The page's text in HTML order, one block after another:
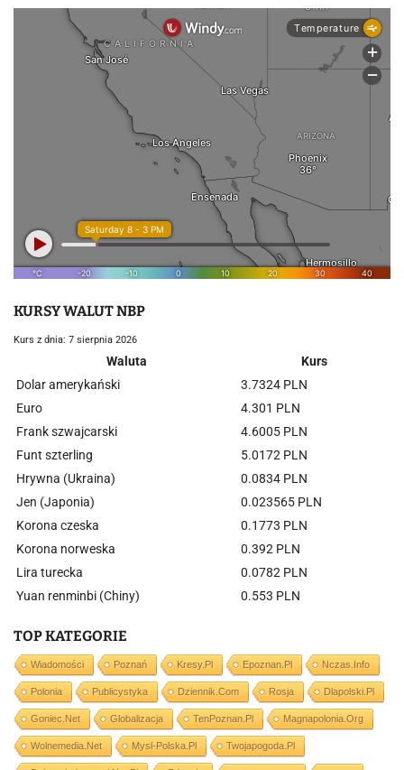
KURSY WALUT NBP
Kurs z dnia: 7 sierpnia 2026
Waluta
Kurs
Dolar amerykański
3.7324 PLN
Euro
4.301 PLN
Frank szwajcarski
4.6005 PLN
Funt szterling
5.0172 PLN
Hrywna (Ukraina)
0.0834 PLN
Jen (Japonia)
0.023565 PLN
Korona czeska
0.1773 PLN
Korona norweska
0.392 PLN
Lira turecka
0.0782 PLN
Yuan renminbi (Chiny)
0.553 PLN
TOP KATEGORIE
Wiadomości Poznań Kresy.pl Epoznan.pl Nczas.info
Polonia Publicystyka Dziennik.com Rosja Dlapolski.pl
Goniec.net Globalizacja TenPoznan.pl Magnapolonia.org
Wolnemedia.net Mysl-Polska.pl Twojapogoda.pl